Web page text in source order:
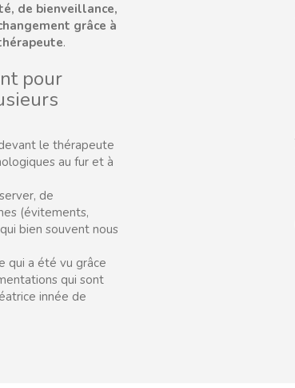
de bienveillance,
grâce à
.
pour
le thérapeute
au fur et à
de
(évitements,
bien souvent nous
qui a été vu grâce
qui sont
innée de